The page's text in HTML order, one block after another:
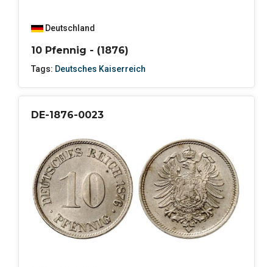
Deutschland
10 Pfennig - (1876)
Tags: Deutsches Kaiserreich
DE-1876-0023